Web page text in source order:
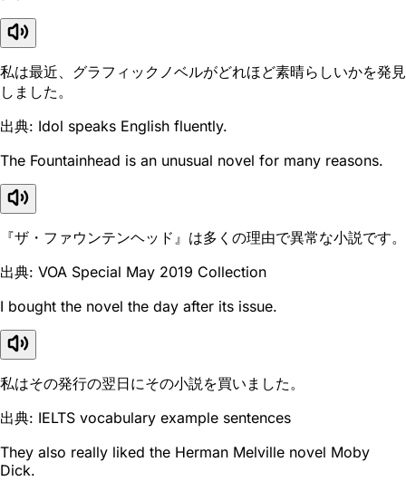
私は最近、グラフィックノベルがどれほど素晴らしいかを発見
しました。
出典: Idol speaks English fluently.
The Fountainhead is an unusual novel for many reasons.
『ザ・ファウンテンヘッド』は多くの理由で異常な小説です。
出典: VOA Special May 2019 Collection
I bought the novel the day after its issue.
私はその発行の翌日にその小説を買いました。
出典: IELTS vocabulary example sentences
They also really liked the Herman Melville novel Moby
Dick.